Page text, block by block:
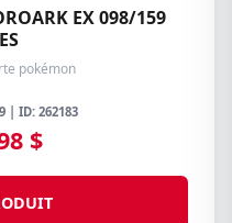
EX 098/159
pokémon
| ID: 262183
$